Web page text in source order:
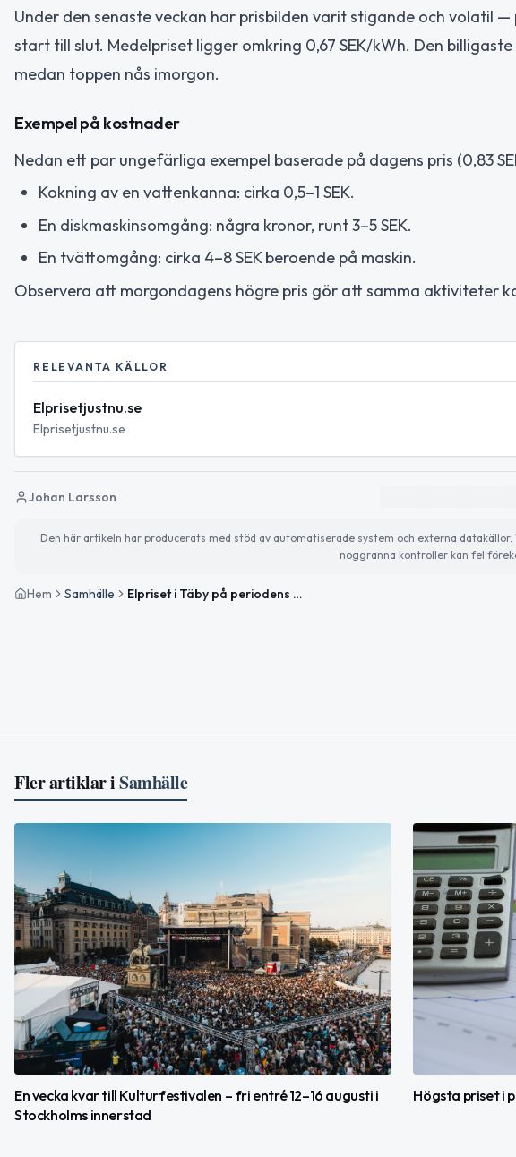
Under den senaste veckan har prisbilden varit stigande och volatil
start till slut. Medelpriset ligger omkring 0,67 SEK/kWh. Den
medan toppen nås imorgon.
Exempel på kostnader
Nedan ett par ungefärliga exempel baserade på dagens pris (0,83
Kokning av en vattenkanna: cirka 0,5–1 SEK.
En diskmaskinsomgång: några kronor, runt 3–5 SEK.
En tvättomgång: cirka 4–8 SEK beroende på maskin.
Observera att morgondagens högre pris gör att samma aktiviteter
RELEVANTA KÄLLOR
Elprisetjustnu.se
Elprisetjustnu.se
Johan Larsson
Den här artikeln har producerats med stöd av automatiserade system och externa
noggranna kontroller kan fel
Hem Samhälle Elpriset i Täby på periodens högsta — prisvarning inför morgondagen
Fler artiklar iSamhälle
En vecka kvar till Kulturfestivalen – fri entré 12–16 augusti i
Stockholms innerstad
Högsta priset i